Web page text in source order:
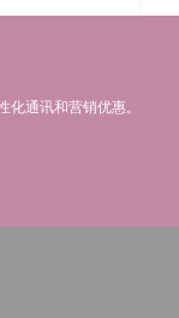
通讯和营销优惠。